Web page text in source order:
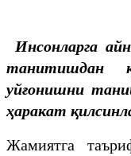
Инсонларга
танитишдан
уйғонишни
ҳаракат
Жамиятга